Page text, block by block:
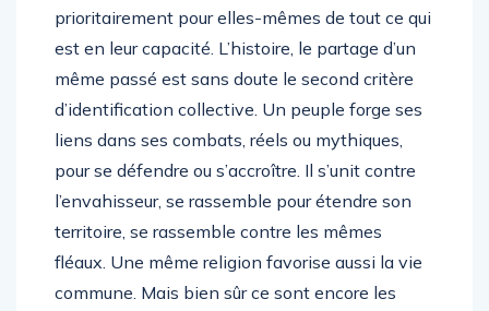
prioritairement pour elles-mêmes de tout ce qui
est en leur capacité. L’histoire, le partage d’un
même passé est sans doute le second critère
d’identification collective. Un peuple forge ses
liens dans ses combats, réels ou mythiques,
pour se défendre ou s’accroître. Il s’unit contre
l’envahisseur, se rassemble pour étendre son
territoire, se rassemble contre les mêmes
fléaux. Une même religion favorise aussi la vie
commune. Mais bien sûr ce sont encore les